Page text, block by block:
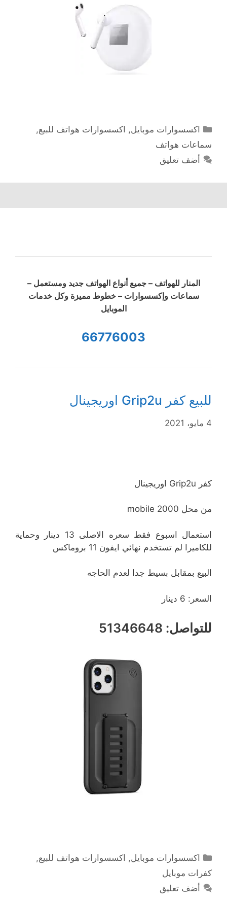
التصنيفات
اكسسوارات موبايل, اكسسوارات هواتف للبيع,
سماعات هواتف
أضف تعليق
المنار للهواتف – جميع أنواع الهواتف جديد ومستعمل –
سماعات وإكسسوارات – خطوط مميزة وكل خدمات
الموبايل
66776003
للبيع كفر Grip2u اوريجينال
4 مايو، 2021
كفر Grip2u اوريجينال
من محل mobile 2000
استعمال اسبوع فقط سعره الاصلى 13 دينار وحماية
للكاميرا لم تستخدم نهائي ايفون 11 بروماكس
البيع بمقابل بسيط جدا لعدم الحاجه
السعر: 6 دينار
للتواصل: 51346648
التصنيفات
اكسسوارات موبايل, اكسسوارات هواتف للبيع,
كفرات موبايل
أضف تعليق